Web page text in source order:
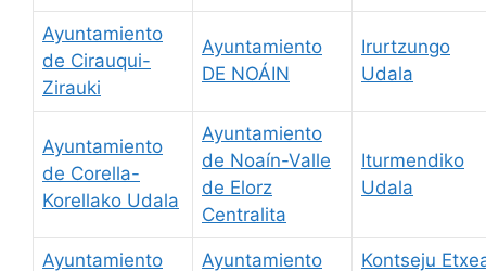
Ayuntamiento
de Cirauqui-
Zirauki
Ayuntamiento
DE NOÁIN
Irurtzungo
Udala
Ayuntamiento
de Corella-
Korellako Udala
Ayuntamiento
de Noaín-Valle
de Elorz
Centralita
Iturmendiko
Udala
Ayuntamiento
Ayuntamiento
Kontseju